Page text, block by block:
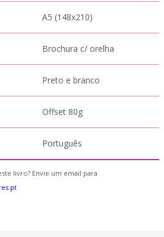
A5 (148x210)
Brochura c/ orelha
Preto e branco
Offset 80g
Português
livro? Envie um email para